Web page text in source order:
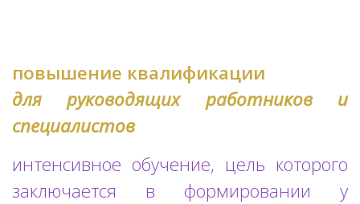
повышение квалификации
для руководящих работников и
специалистов
интенсивное обучение, цель которого
заключается в формировании у